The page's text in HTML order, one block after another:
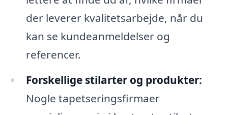
der leverer kvalitetsarbejde, når du
kan se kundeanmeldelser og
referencer.
Forskellige stilarter og produkter:
Nogle tapetseringsfirmaer